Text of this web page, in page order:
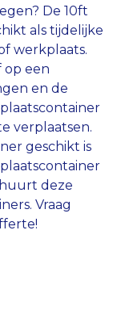
De 10ft
als tijdelijke
werkplaats.
op een
en de
verplaatsen.
geschikt is
deze
Vraag